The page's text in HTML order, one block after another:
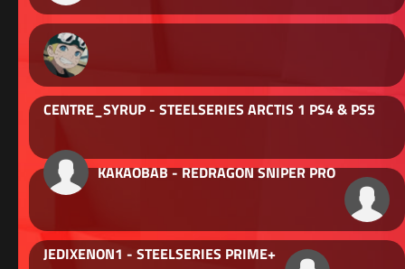
CENTRE_SYRUP - STEELSERIES ARCTIS 1 PS4 & PS5
KAKAOBAB - REDRAGON SNIPER PRO
JEDIXENON1 - STEELSERIES PRIME+